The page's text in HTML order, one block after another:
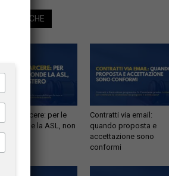
ANCHE
in carcere: per le
risponde la ASL, non
Contratti via email:
quando proposta e
accettazione sono
conformi